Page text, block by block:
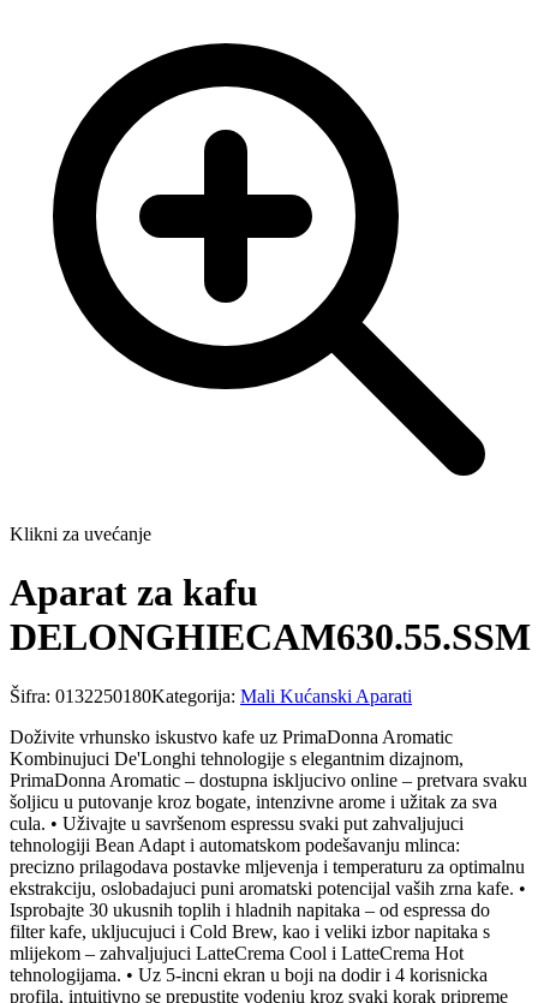
Klikni za uvećanje
Aparat za kafu
DELONGHIECAM630.55.SSM
Šifra: 0132250180Kategorija: Mali Kućanski Aparati
Doživite vrhunsko iskustvo kafe uz PrimaDonna Aromatic
Kombinujuci De'Longhi tehnologije s elegantnim dizajnom,
PrimaDonna Aromatic – dostupna iskljucivo online – pretvara svaku
šoljicu u putovanje kroz bogate, intenzivne arome i užitak za sva
cula. • Uživajte u savršenom espressu svaki put zahvaljujuci
tehnologiji Bean Adapt i automatskom podešavanju mlinca:
precizno prilagodava postavke mljevenja i temperaturu za optimalnu
ekstrakciju, oslobadajuci puni aromatski potencijal vaših zrna kafe. •
Isprobajte 30 ukusnih toplih i hladnih napitaka – od espressa do
filter kafe, ukljucujuci i Cold Brew, kao i veliki izbor napitaka s
mlijekom – zahvaljujuci LatteCrema Cool i LatteCrema Hot
tehnologijama. • Uz 5-incni ekran u boji na dodir i 4 korisnicka
profila, intuitivno se prepustite vodenju kroz svaki korak pripreme